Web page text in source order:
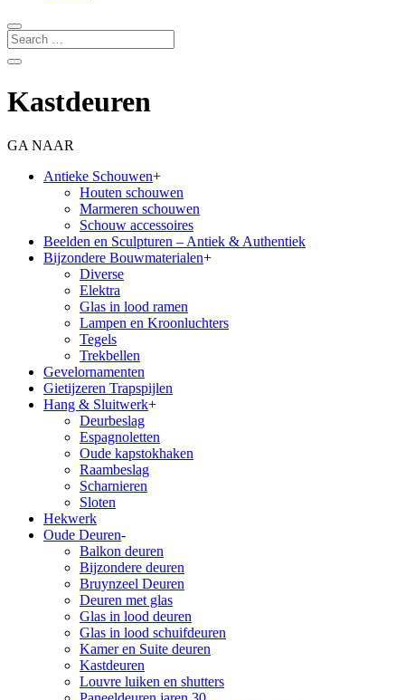
Kastdeuren
GA NAAR
Antieke Schouwen+
Houten schouwen
Marmeren schouwen
Schouw accessoires
Beelden en Sculpturen – Antiek & Authentiek
Bijzondere Bouwmaterialen+
Diverse
Elektra
Glas in lood ramen
Lampen en Kroonluchters
Tegels
Trekbellen
Gevelornamenten
Gietijzeren Trapspijlen
Hang & Sluitwerk+
Deurbeslag
Espagnoletten
Oude kapstokhaken
Raambeslag
Scharnieren
Sloten
Hekwerk
Oude Deuren-
Balkon deuren
Bijzondere deuren
Bruynzeel Deuren
Deuren met glas
Glas in lood deuren
Glas in lood schuifdeuren
Kamer en Suite deuren
Kastdeuren
Louvre luiken en shutters